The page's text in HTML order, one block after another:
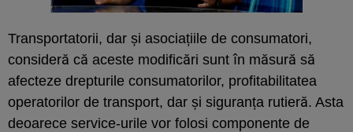
Transportatorii, dar și asociațiile de consumatori,
consideră că aceste modificări sunt în măsură să
afecteze drepturile consumatorilor, profitabilitatea
operatorilor de transport, dar și siguranța rutieră. Asta
deoarece service-urile vor folosi componente de